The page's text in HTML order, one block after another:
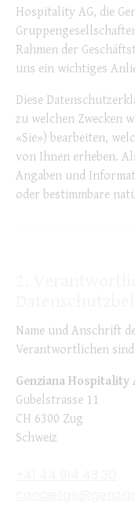
Hospitality AG, die
Rahmen der
uns ein wichtiges
Diese
zu welchen Zwecken
«Sie») bearbeiten,
von Ihnen erheben.
Angaben und
oder bestimmbare
Name und Anschrift
Verantwortlichen
Genziana Hospitality
Gubelstrasse 11
CH 6300 Zug
Schweiz